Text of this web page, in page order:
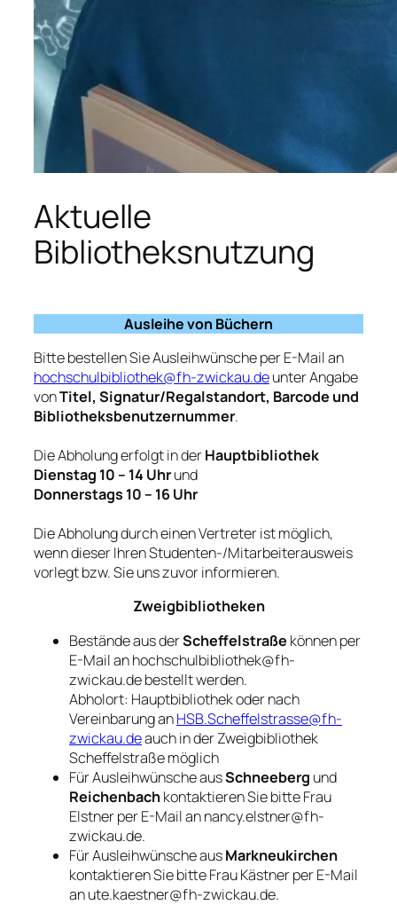
Aktuelle
Bibliotheksnutzung
Ausleihe von Büchern
Bitte bestellen Sie Ausleihwünsche per E-Mail an
hochschulbibliothek@fh-zwickau.deunter Angabe
vonTitel, Signatur/Regalstandort, Barcode und
Bibliotheksbenutzernummer.
Die Abholung erfolgt in derHauptbibliothek
Dienstag 10 – 14 Uhrund
Donnerstags 10 – 16 Uhr
Die Abholung durch einen Vertreter ist möglich,
wenn dieser Ihren Studenten-/Mitarbeiterausweis
vorlegt bzw. Sie uns zuvor informieren.
Zweigbibliotheken
Bestände aus derScheffelstraße können per
E-Mail an hochschulbibliothek@fh-
zwickau.de bestellt werden.
Abholort: Hauptbibliothek oder nach
Vereinbarung anHSB.Scheffelstrasse@fh-
zwickau.deauch in der Zweigbibliothek
Scheffelstraße möglich
Für Ausleihwünsche ausSchneeberg und
Reichenbachkontaktieren Sie bitte Frau
Elstner per E-Mail an nancy.elstner@fh-
zwickau.de.
Für Ausleihwünsche ausMarkneukirchen
kontaktieren Sie bitte Frau Kästner per E-Mail
an ute.kaestner@fh-zwickau.de.